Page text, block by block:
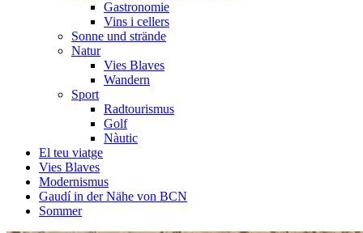
Gastronomie
Vins i cellers
Sonne und strände
Natur
Vies Blaves
Wandern
Sport
Radtourismus
Golf
Nàutic
El teu viatge
Vies Blaves
Modernismus
Gaudí in der Nähe von BCN
Sommer